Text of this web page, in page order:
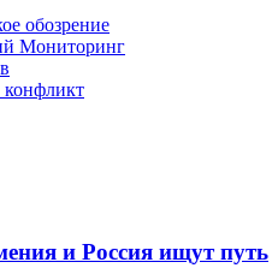
обозрение
Мониторинг
конфликт
и Россия ищут путь